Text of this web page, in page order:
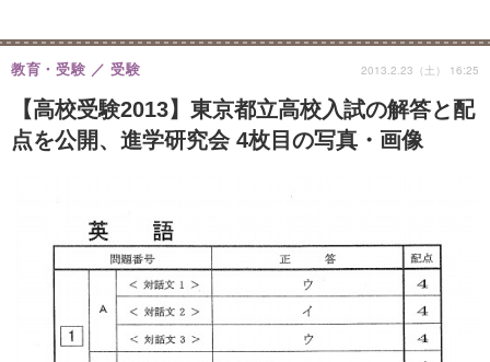
【高校受験2013】東京都立高校入試の解答と配
点を公開、進学研究会 4枚目の写真・画像
教育・受験 受験 2013.2.23（土） 16:25